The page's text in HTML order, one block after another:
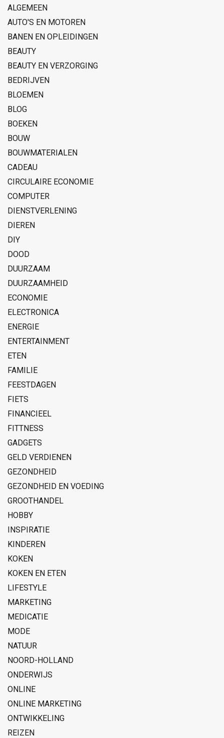
ALGEMEEN
AUTO'S EN MOTOREN
BANEN EN OPLEIDINGEN
BEAUTY
BEAUTY EN VERZORGING
BEDRIJVEN
BLOEMEN
BLOG
BOEKEN
BOUW
BOUWMATERIALEN
CADEAU
CIRCULAIRE ECONOMIE
COMPUTER
DIENSTVERLENING
DIEREN
DIY
DOOD
DUURZAAM
DUURZAAMHEID
ECONOMIE
ELECTRONICA
ENERGIE
ENTERTAINMENT
ETEN
FAMILIE
FEESTDAGEN
FIETS
FINANCIEEL
FITTNESS
GADGETS
GELD VERDIENEN
GEZONDHEID
GEZONDHEID EN VOEDING
GROOTHANDEL
HOBBY
INSPIRATIE
KINDEREN
KOKEN
KOKEN EN ETEN
LIFESTYLE
MARKETING
MEDICATIE
MODE
NATUUR
NOORD-HOLLAND
ONDERWIJS
ONLINE
ONLINE MARKETING
ONTWIKKELING
REIZEN